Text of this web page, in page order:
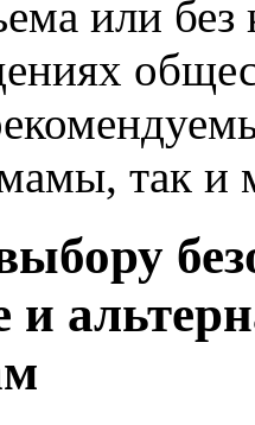
или без
мамы, так
и